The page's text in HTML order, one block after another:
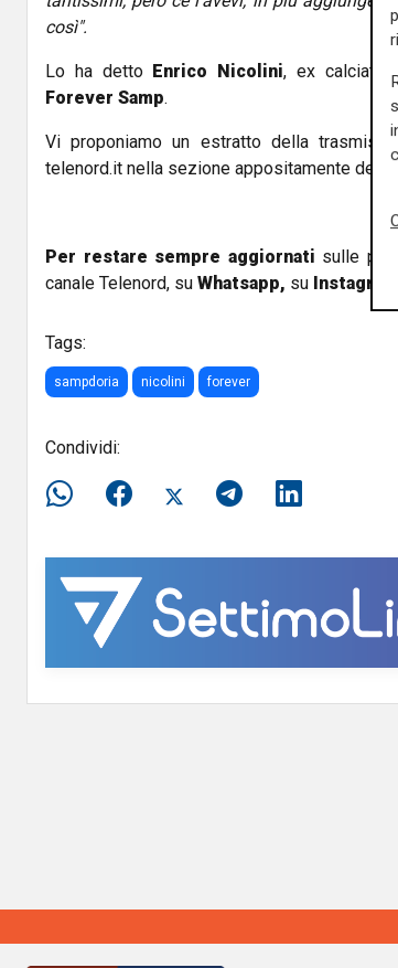
così".
Lo ha detto Enrico Nicolini, ex
Forever Samp.
Vi proponiamo un estratto della
telenord.it nella sezione appositamente
Per restare sempre aggiornati sulle
canale Telenord, su Whatsapp, su Instagram
Tags:
sampdoria nicolini forever
Condividi: